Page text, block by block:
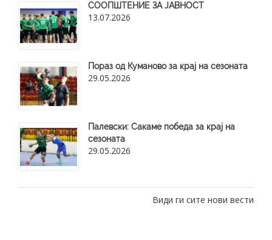
СООПШТЕНИЕ ЗА ЈАВНОСТ
13.07.2026
Пораз од Куманово за крај на сезоната
29.05.2026
​Палевски: Сакаме победа за крај на
сезоната
29.05.2026
Види ги сите нови вести